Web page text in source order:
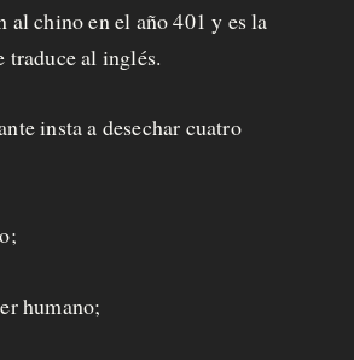
al chino en el año 401 y es la
traduce al inglés.
insta a desechar cuatro
humano;